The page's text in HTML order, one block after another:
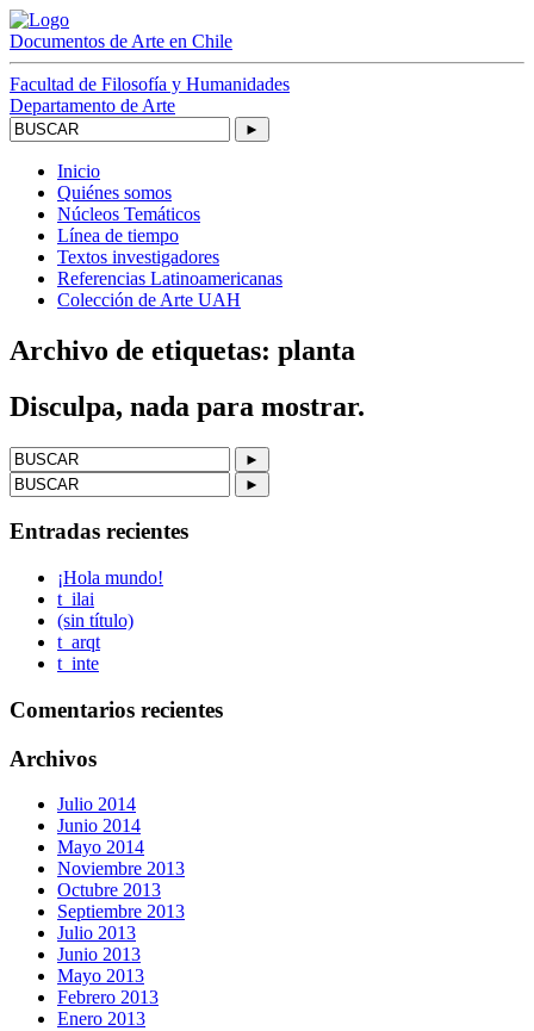
Documentos de Arte en Chile
Facultad de Filosofía y Humanidades
Departamento de Arte
►
Inicio
Quiénes somos
Núcleos Temáticos
Línea de tiempo
Textos investigadores
Referencias Latinoamericanas
Colección de Arte UAH
Archivo de etiquetas: planta
Disculpa, nada para mostrar.
►
►
Entradas recientes
¡Hola mundo!
t_ilai
(sin título)
t_arqt
t_inte
Comentarios recientes
Archivos
Julio 2014
Junio 2014
Mayo 2014
Noviembre 2013
Octubre 2013
Septiembre 2013
Julio 2013
Junio 2013
Mayo 2013
Febrero 2013
Enero 2013